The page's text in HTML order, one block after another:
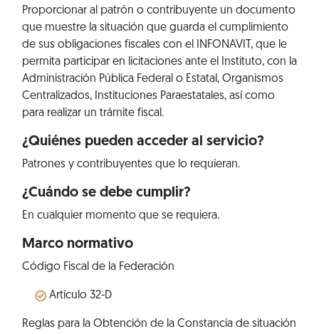
Proporcionar al patrón o contribuyente un documento
que muestre la situación que guarda el cumplimiento
de sus obligaciones fiscales con el INFONAVIT, que le
permita participar en licitaciones ante el Instituto, con la
Administración Pública Federal o Estatal, Organismos
Centralizados, Instituciones Paraestatales, así como
para realizar un trámite fiscal.
¿Quiénes pueden acceder al servicio?
Patrones y contribuyentes que lo requieran.
¿Cuándo se debe cumplir?
En cualquier momento que se requiera.
Marco normativo
Código Fiscal de la Federación
Artículo 32-D
Reglas para la Obtención de la Constancia de situación